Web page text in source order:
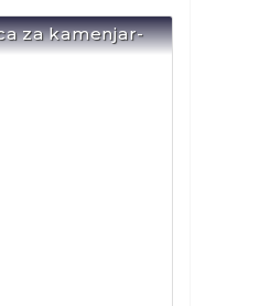
za kamenjar-